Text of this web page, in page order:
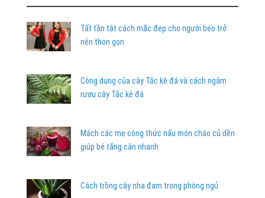
Tất tần tật cách mặc đẹp cho người béo trở
nên thon gọn
Công dụng của cây Tắc kè đá và cách ngâm
rượu cây Tắc kè đá
Mách các mẹ công thức nấu món cháo củ dền
giúp bé tăng cân nhanh
Cách trồng cây nha đam trong phòng ngủ